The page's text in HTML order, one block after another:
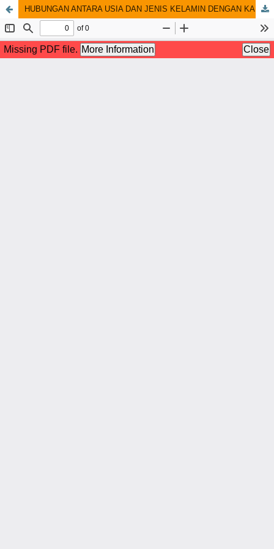
HUBUNGAN ANTARA USIA DAN JENIS KELAMIN DENGAN KADAR KOLESTEROL PENDERITA OBESITAS RSUD ABDUL MOELOEK PROVINSI LAMPUNG